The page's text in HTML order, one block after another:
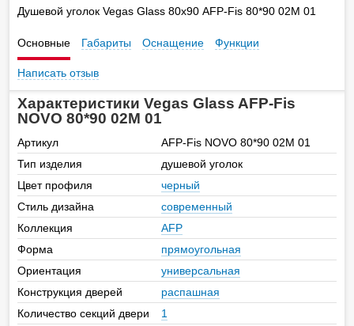
Душевой уголок Vegas Glass 80х90 AFP-Fis 80*90 02М 01
Основные Габариты Оснащение Функции
Написать отзыв
Характеристики Vegas Glass AFP-Fis
NOVO 80*90 02М 01
Артикул
AFP-Fis NOVO 80*90 02М 01
Тип изделия
душевой уголок
Цвет профиля
черный
Стиль дизайна
современный
Коллекция
AFP
Форма
прямоугольная
Ориентация
универсальная
Конструкция дверей
распашная
Количество секций двери
1